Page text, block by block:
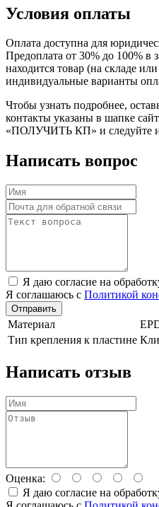
Условия оплаты
Оплата доступна для
Предоплата от 30% до 100% в
находится товар (на складе
индивидуальные варианты
Чтобы узнать подробнее,
контакты указаны в шапке
«ПОЛУЧИТЬ КП» и следуйте
Написать вопрос
Я даю согласие на
Я соглашаюсь с Политикой
Отправить
Материал
Тип крепления к пластине
Написать отзыв
Оценка:
Я даю согласие на